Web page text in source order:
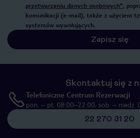
przetwarzaniu danych osobowych”,
komunikacji (e-mail), także z użyciem
systemów wywołujących.
Zapisz się
Skontaktuj się z
Telefoniczne Centrum Rezerwacji
pon. – pt. 08:00–22:00, sob. – niedz.
22 270 31 20